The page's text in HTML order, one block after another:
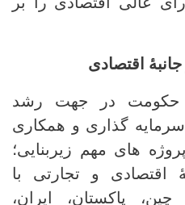
اقتصادی
حکومت در جهت رشد
گذاری و همکاری
های مهم زیربنایی؛
اقتصادی و تجارتی با
پاکستان، ایران،